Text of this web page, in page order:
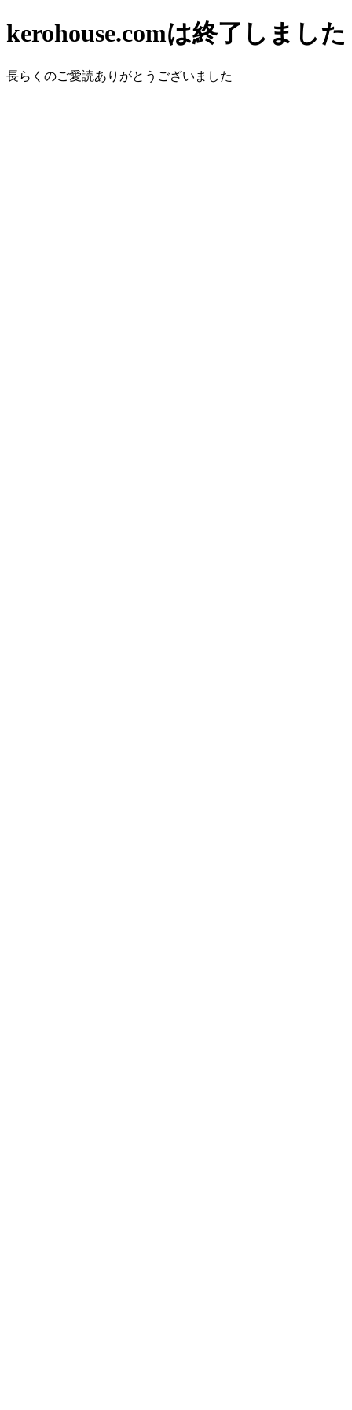
kerohouse.comは終了しました
長らくのご愛読ありがとうございました